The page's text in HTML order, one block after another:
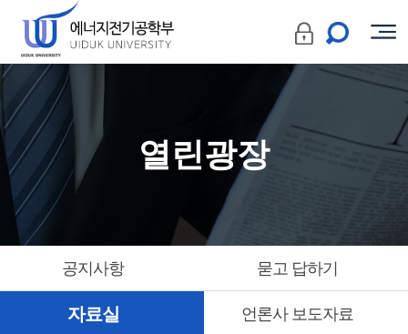
열린광장
공지사항 묻고 답하기
자료실 언론사 보도자료